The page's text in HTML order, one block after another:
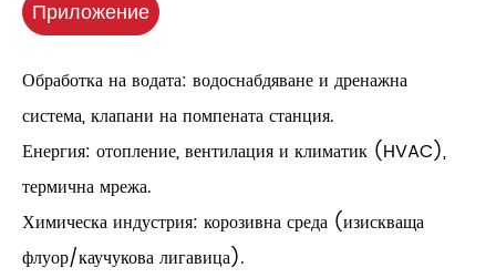
Приложение
Обработка на водата: водоснабдяване и дренажна
система, клапани на помпената станция.
Енергия: отопление, вентилация и климатик (HVAC),
термична мрежа.
Химическа индустрия: корозивна среда (изискваща
флуор/каучукова лигавица).